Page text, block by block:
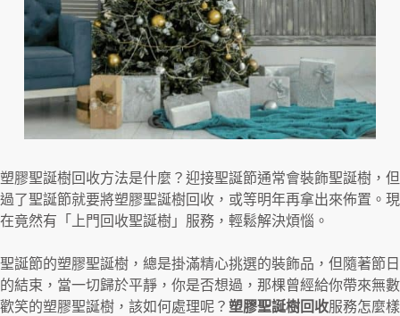
塑膠聖誕樹回收方法是什麼？迎接聖誕節通常會裝飾聖誕樹，但
過了聖誕節就要將塑膠聖誕樹回收，或等明年再拿出來佈置。現
在竟然有「上門回收聖誕樹」服務，輕鬆解決煩惱。
聖誕節的塑膠聖誕樹，總是掛滿精心挑選的裝飾品，但隨著節日
的結束，當一切歸於平靜，你是否想過，那棵曾經給你帶來無數
歡笑的塑膠聖誕樹，該如何處理呢？ 塑膠聖誕樹回收服務怎麼樣